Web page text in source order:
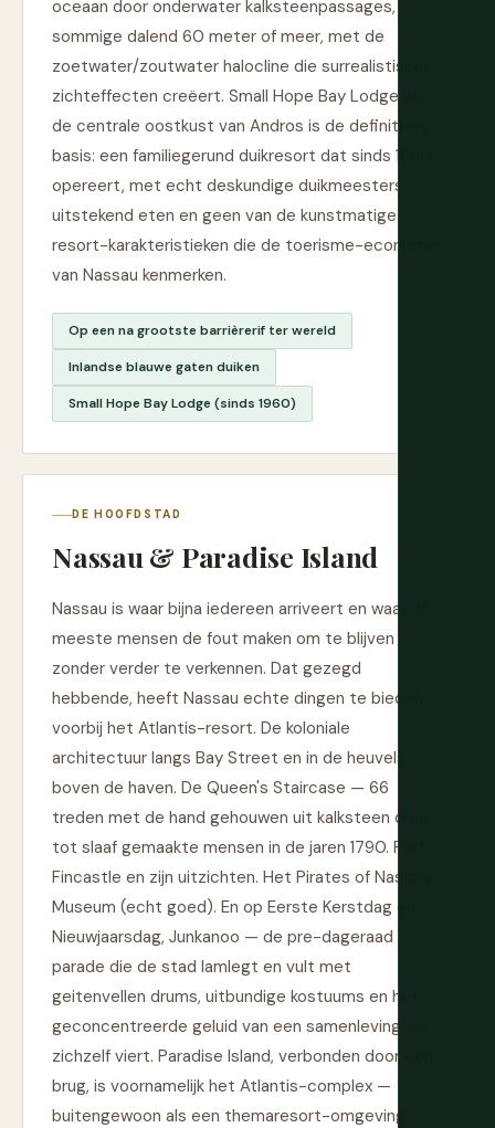
oceaan door onderwater kalksteenpassages,
sommige dalend 60 meter of meer, met de
zoetwater/zoutwater halocline die surrealistische
zichteffecten creëert. Small Hope Bay Lodge aan
de centrale oostkust van Andros is de definitieve
basis: een familiegerund duikresort dat sinds 1960
opereert, met echt deskundige duikmeesters,
uitstekend eten en geen van de kunstmatige
resort-karakteristieken die de toerisme-economie
van Nassau kenmerken.
Op een na grootste barrièrerif ter wereld
Inlandse blauwe gaten duiken
Small Hope Bay Lodge (sinds 1960)
DE HOOFDSTAD
Nassau & Paradise Island
Nassau is waar bijna iedereen arriveert en waar de
meeste mensen de fout maken om te blijven
zonder verder te verkennen. Dat gezegd
hebbende, heeft Nassau echte dingen te bieden
voorbij het Atlantis-resort. De koloniale
architectuur langs Bay Street en in de heuvels
boven de haven. De Queen's Staircase — 66
treden met de hand gehouwen uit kalksteen door
tot slaaf gemaakte mensen in de jaren 1790. Fort
Fincastle en zijn uitzichten. Het Pirates of Nassau
Museum (echt goed). En op Eerste Kerstdag en
Nieuwjaarsdag, Junkanoo — de pre-dageraad
parade die de stad lamlegt en vult met
geitenvellen drums, uitbundige kostuums en het
geconcentreerde geluid van een samenleving die
zichzelf viert. Paradise Island, verbonden door een
brug, is voornamelijk het Atlantis-complex —
buitengewoon als een themaresort-omgeving